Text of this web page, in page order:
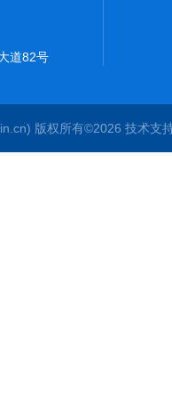
道82号
版权所有©2026 技术支